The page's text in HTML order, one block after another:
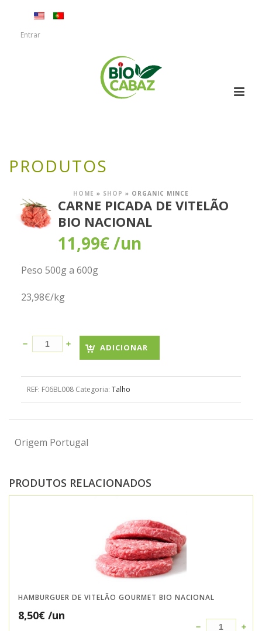
Entrar
PRODUTOS
HOME » SHOP » ORGANIC MINCE
CARNE PICADA DE VITELÃO
BIO NACIONAL
11,99€/un
Peso 500g a 600g
23,98€/kg
ADICIONAR
REF: F06BL008 Categoria: Talho
Origem Portugal
PRODUTOS RELACIONADOS
HAMBURGUER DE VITELÃO GOURMET BIO NACIONAL
8,50€ /un